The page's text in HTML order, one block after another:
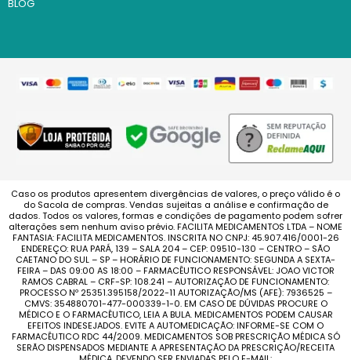
BLOG
Caso os produtos apresentem divergências de valores, o preço válido é o
do Sacola de compras. Vendas sujeitas a análise e confirmação de
dados. Todos os valores, formas e condições de pagamento podem sofrer
alterações sem nenhum aviso prévio. FACILITA MEDICAMENTOS LTDA – NOME
FANTASIA: FACILITA MEDICAMENTOS. INSCRITA NO CNPJ: 45.907.416/0001-26
ENDEREÇO: RUA PARÁ, 139 – SALA 204 – CEP: 09510-130 – CENTRO – SÃO
CAETANO DO SUL – SP – HORÁRIO DE FUNCIONAMENTO: SEGUNDA A SEXTA-
FEIRA – DAS 09:00 AS 18:00 – FARMACÊUTICO RESPONSÁVEL: JOAO VICTOR
RAMOS CABRAL – CRF-SP: 108.241 – AUTORIZAÇÃO DE FUNCIONAMENTO:
PROCESSO Nº 25351.395158/2022-11 AUTORIZAÇÃO/MS (AFE): 7936525 –
CMVS: 354880701-477-000339-1-0. EM CASO DE DÚVIDAS PROCURE O
MÉDICO E O FARMACÊUTICO, LEIA A BULA. MEDICAMENTOS PODEM CAUSAR
EFEITOS INDESEJADOS. EVITE A AUTOMEDICAÇÃO: INFORME-SE COM O
FARMACÊUTICO RDC 44/2009. MEDICAMENTOS SOB PRESCRIÇÃO MÉDICA SÓ
SERÃO DISPENSADOS MEDIANTE A APRESENTAÇÃO DA PRESCRIÇÃO/RECEITA